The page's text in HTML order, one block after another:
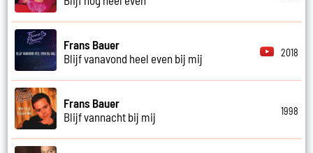
Frans Bauer
Blijf vanavond heel even bij mij
2018
Frans Bauer
Blijf vannacht bij mij
1998